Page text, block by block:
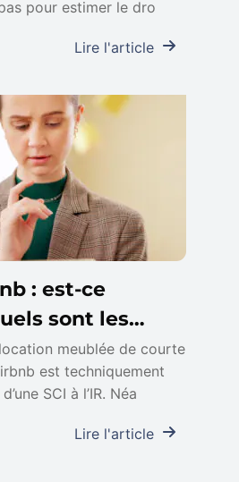
pour estimer le dro
Lire l'article
: est-ce
sont les
meublée de courte
est techniquement
SCI à l’IR. Néa
Lire l'article